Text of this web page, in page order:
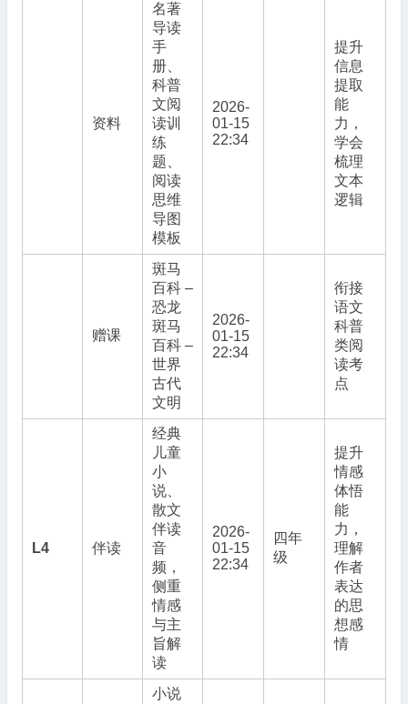
资料
名著
导读
手
册、
科普
文阅
读训
练
题、
阅读
思维
导图
模板
2026-
01-15
22:34
提升
信息
提取
能
力，
学会
梳理
文本
逻辑
赠课
斑马
百科 –
恐龙
斑马
百科 –
世界
古代
文明
2026-
01-15
22:34
衔接
语文
科普
类阅
读考
点
L4 伴读
经典
儿童
小
说、
散文
伴读
音
频，
侧重
情感
与主
旨解
读
2026-
01-15
22:34
四年
级
提升
情感
体悟
能
力，
理解
作者
表达
的思
想感
情
小说